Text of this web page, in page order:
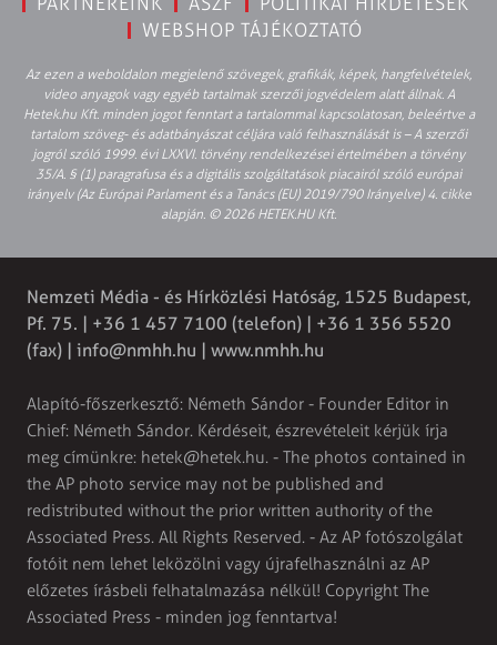
WEBSHOP TÁJÉKOZTATÓ
Az ezen a weboldalon megjelenő szövegek, grafikák, képek, hangfelvételek,
video anyagok vagy egyéb tartalmak szerzői jogvédelem alatt állnak. A
Hetek.hu Kft. minden jogot fenntart a tartalommal kapcsolatosan, beleértve a
tartalom szöveg- és adatbányászat céljára való felhasználását is – A szerzői
jogról szóló 1999. évi LXXVI. törvény rendelkezései értelmében a törvény
35/A. § (1) paragrafusa és a digitális szolgáltatások piacairól szóló európai
irányelv (Az Európai Parlament és a Tanács (EU) 2019/790 Irányelve) 4. cikke
alapján. © 2026 HETEK.HU Kft.
Nemzeti Média - és Hírközlési Hatóság, 1525 Budapest,
Pf. 75. | +36 1 457 7100 (telefon) | +36 1 356 5520
(fax) | info@nmhh.hu | www.nmhh.hu
Alapító-főszerkesztő: Németh Sándor - Founder Editor in
Chief: Németh Sándor. Kérdéseit, észrevételeit kérjük írja
meg címünkre: hetek@hetek.hu. - The photos contained in
the AP photo service may not be published and
redistributed without the prior written authority of the
Associated Press. All Rights Reserved. - Az AP fotószolgálat
fotóit nem lehet leközölni vagy újrafelhasználni az AP
előzetes írásbeli felhatalmazása nélkül! Copyright The
Associated Press - minden jog fenntartva!